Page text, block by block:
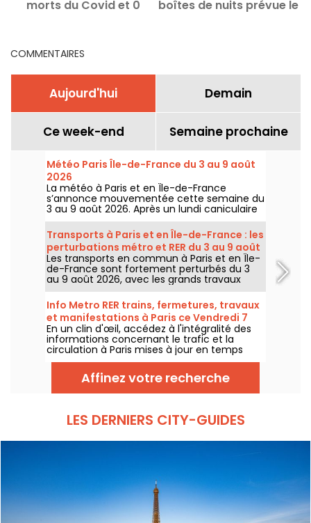
morts du Covid et 0
boîtes de nuits prévue le
COMMENTAIRES
Aujourd'hui Demain
Ce week-end Semaine prochaine
Météo Paris Île-de-France du 3 au 9 août
2026
La météo à Paris et en Île-de-France
s’annonce mouvementée cette semaine du
3 au 9 août 2026. Après un lundi caniculaire
marqué par un risque d’orages, les
températures vont progressivement baisser
avant le retour d’un temps plus chaud et
ensoleillé pour le week-end.
Transports à Paris et en Île-de-France : les
perturbations métro et RER du 3 au 9 août
2026
Les transports en commun à Paris et en Île-
de-France sont fortement perturbés du 3
au 9 août 2026, avec les grands travaux
d'été qui impactent très durement
certaines lignes, selon la RATP et SNCF.
Info Metro RER trains, fermetures, travaux
et manifestations à Paris ce Vendredi 7
août 2026
En un clin d'œil, accédez à l'intégralité des
informations concernant le trafic et la
circulation à Paris mises à jour en temps
réel. Metro RER et Transilien de la RATP,
travaux, circulation, grands évènements et
manifestations, on vous donne toutes les
informations pratiques à connaître avant de
Affinez votre recherche
LES DERNIERS CITY-GUIDES